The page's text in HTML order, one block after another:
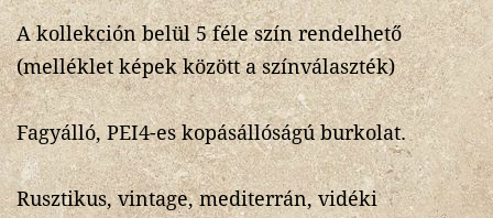
A kollekción belül 5 féle szín rendelhető
(melléklet képek között a színválaszték)
Fagyálló, PEI4-es kopásállóságú burkolat.
Rusztikus, vintage, mediterrán, vidéki